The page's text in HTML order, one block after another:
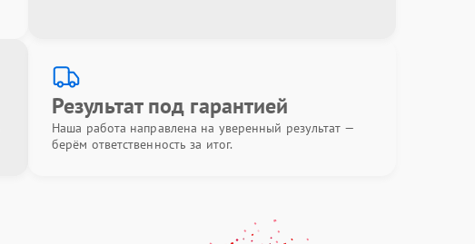
Результат под гарантией
Наша работа направлена на уверенный результат —
берём ответственность за итог.